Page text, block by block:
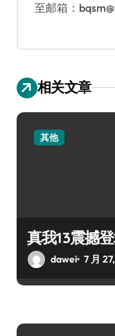
至邮箱：
相关文章
其他
真我13震撼
dawei 7 月